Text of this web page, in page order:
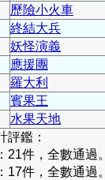
歷險小火車
終結大兵
妖怪演義
應援團
羅大利
賓果王
水果天地
評鑑：
21件，全數通過。
17件，全數通過。